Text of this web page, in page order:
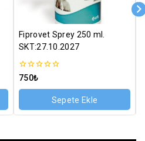
Fiprovet Sprey 250 ml.
SKT:27.10.2027
0
üzerinden
750₺
Sepete Ekle